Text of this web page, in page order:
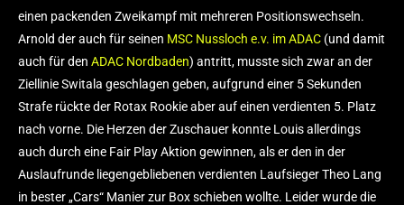
einen packenden Zweikampf mit mehreren Positionswechseln.
Arnold der auch für seinen MSC Nussloch e.v. im ADAC (und damit
auch für den ADAC Nordbaden) antritt, musste sich zwar an der
Ziellinie Switala geschlagen geben, aufgrund einer 5 Sekunden
Strafe rückte der Rotax Rookie aber auf einen verdienten 5. Platz
nach vorne. Die Herzen der Zuschauer konnte Louis allerdings
auch durch eine Fair Play Aktion gewinnen, als er den in der
Auslaufrunde liegengebliebenen verdienten Laufsieger Theo Lang
in bester „Cars“ Manier zur Box schieben wollte. Leider wurde die